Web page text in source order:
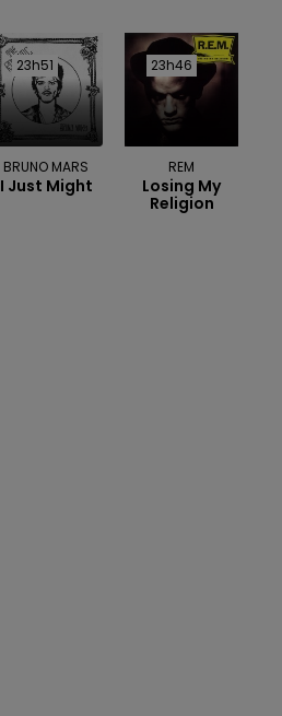
23h51
23h51
BRUNO MARS
I Just Might
23h46
23h46
REM
Losing My
Religion